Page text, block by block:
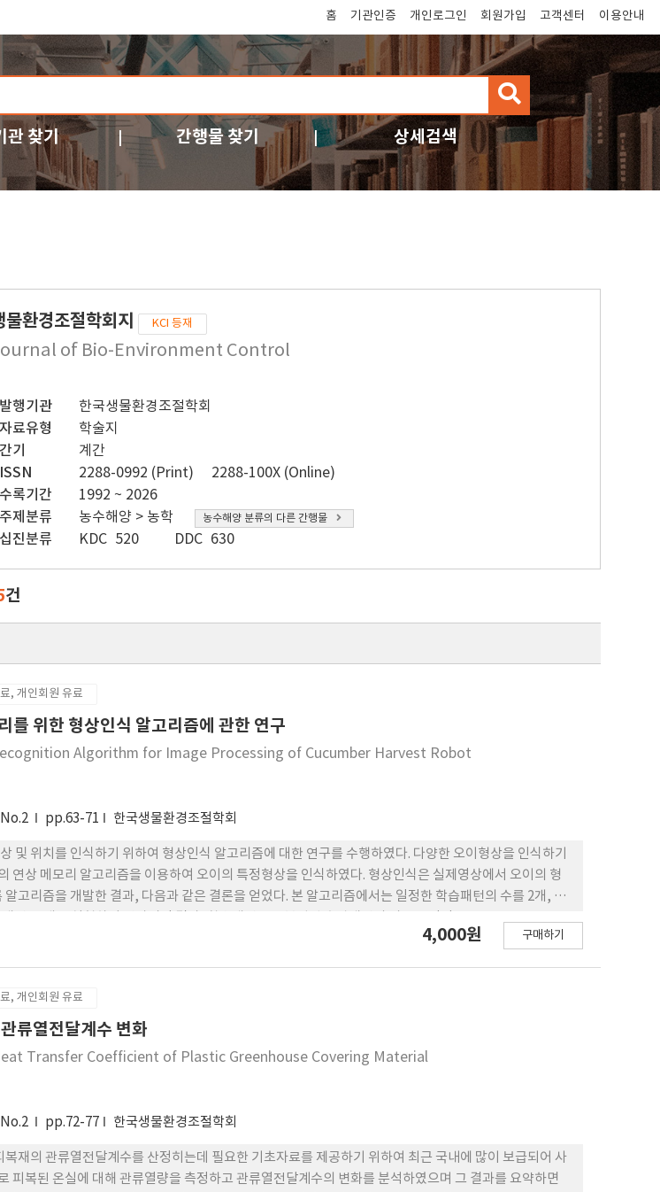
홈 기관인증 개인로그인 회원가입 고객센터 이용안내
검
색
관 찾기 간행물 찾기 상세검색
물환경조절학회지 KCI 등재
of Bio-Environment Control
발행기관
한국생물환경조절학회
자료유형
학술지
간기
계간
ISSN
2288-0992 (Print)
2288-100X (Online)
수록기간
1992 ~ 2026
주제분류
농수해양 > 농학 농수해양 분류의 다른 간행물
십진분류 KDC 520 DDC 630
건
, 개인회원 유료
를 위한 형상인식 알고리즘에 관한 연구
Algorithm for Image Processing of Cucumber Harvest Robot
pp.63-71 한국생물환경조절학회
및 위치를 인식하기 위하여 형상인식 알고리즘에 대한 연구를 수행하였다. 다양한 오이형상을 인식하기
연상 메모리 알고리즘을 이용하여 오이의 특정형상을 인식하였다. 형상인식은 실제영상에서 오이의 형
알고리즘을 개발한 결과, 다음과 같은 결론을 얻었다. 본 알고리즘에서는 일정한 학습패턴의 수를 2개, 3
패턴의 수가 많을수록 수렴할 때, 다른 출력패턴으로 많이 검출되었다. 오이의 특정형상 검출은 30×30간
력패턴의 비율은 0.1~4.2%를 나타내었다. 본 연구에서는 신경회로망을 이용하여 오이의 형상 및 위치를
발하였다. 오이의 위치측정은 실제영상에서 학습패턴과 유사한 출력패턴의 좌표를 가지고, 오이의 위치
4,000원 구매하기
, 개인회원 유료
류열전달계수 변화
Transfer Coefficient of Plastic Greenhouse Covering Material
pp.72-77 한국생물환경조절학회
복재의 관류열전달계수를 산정히는데 필요한 기초자료를 제공하기 위하여 최근 국내에 많이 보급되어 사
피복된 온실에 대해 관류열량을 측정하고 관류열전달계수의 변화를 분석하였으며 그 결과를 요약하면